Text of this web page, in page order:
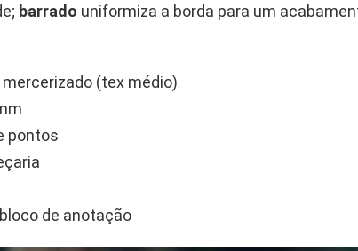
barrado uniformiza a borda para um
mercerizado (tex médio)
pontos
de anotação